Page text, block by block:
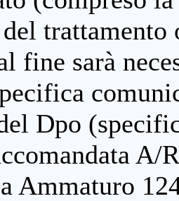
trattamento
fine sarà
Dpo
Ammaturo